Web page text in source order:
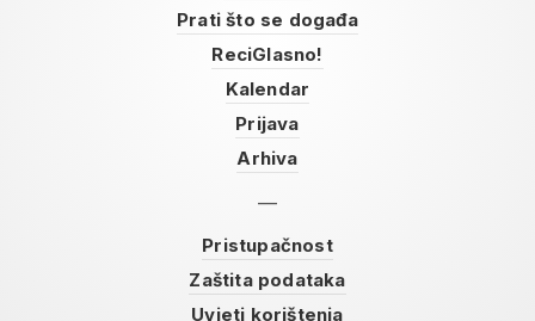
Prati što se događa
ReciGlasno!
Kalendar
Prijava
Arhiva
Pristupačnost
Zaštita podataka
Uvjeti korištenja